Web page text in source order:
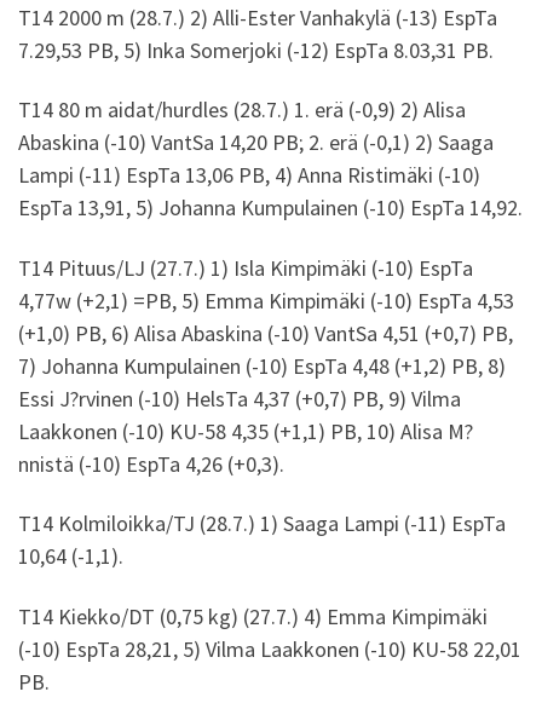
T14 2000 m (28.7.) 2) Alli-Ester Vanhakylä (-13) EspTa
7.29,53 PB, 5) Inka Somerjoki (-12) EspTa 8.03,31 PB.
T14 80 m aidat/hurdles (28.7.) 1. erä (-0,9) 2) Alisa
Abaskina (-10) VantSa 14,20 PB; 2. erä (-0,1) 2) Saaga
Lampi (-11) EspTa 13,06 PB, 4) Anna Ristimäki (-10)
EspTa 13,91, 5) Johanna Kumpulainen (-10) EspTa 14,92.
T14 Pituus/LJ (27.7.) 1) Isla Kimpimäki (-10) EspTa
4,77w (+2,1) =PB, 5) Emma Kimpimäki (-10) EspTa 4,53
(+1,0) PB, 6) Alisa Abaskina (-10) VantSa 4,51 (+0,7) PB,
7) Johanna Kumpulainen (-10) EspTa 4,48 (+1,2) PB, 8)
Essi J?rvinen (-10) HelsTa 4,37 (+0,7) PB, 9) Vilma
Laakkonen (-10) KU-58 4,35 (+1,1) PB, 10) Alisa M?
nnistä (-10) EspTa 4,26 (+0,3).
T14 Kolmiloikka/TJ (28.7.) 1) Saaga Lampi (-11) EspTa
10,64 (-1,1).
T14 Kiekko/DT (0,75 kg) (27.7.) 4) Emma Kimpimäki
(-10) EspTa 28,21, 5) Vilma Laakkonen (-10) KU-58 22,01
PB.